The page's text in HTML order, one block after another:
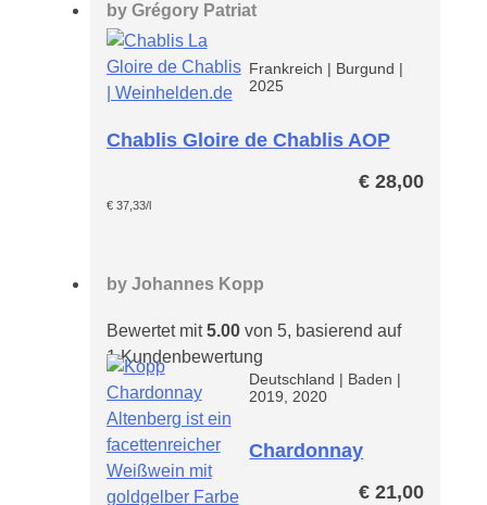
by Grégory Patriat
Frankreich | Burgund |
2025
Chablis Gloire de Chablis AOP
€ 28,00
€37,33/l
by Johannes Kopp
Bewertet mit5.00von 5, basierend auf
1Kundenbewertung
Deutschland | Baden |
2019, 2020
Chardonnay
€ 21,00